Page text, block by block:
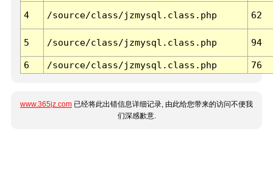
4 /source/class/jzmysql.class.php 62
5 /source/class/jzmysql.class.php 94
6 /source/class/jzmysql.class.php 76
www.365jz.com 已经将此出错信息详细记录, 由此给您带来的访问不便我
们深感歉意.